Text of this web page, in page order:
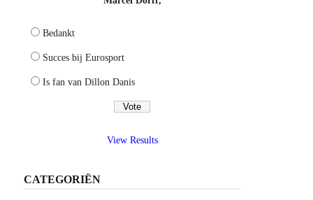
Bedankt
Succes bij Eurosport
Is fan van Dillon Danis
View Results
CATEGORIËN